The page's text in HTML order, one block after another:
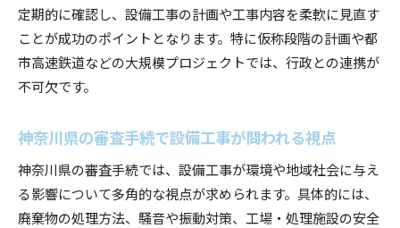
定期的に確認し、設備工事の計画や工事内容を柔軟に見直す
ことが成功のポイントとなります。特に仮称段階の計画や都
市高速鉄道などの大規模プロジェクトでは、行政との連携が
不可欠です。
神奈川県の審査手続で設備工事が問われる視点
神奈川県の審査手続では、設備工事が環境や地域社会に与え
る影響について多角的な視点が求められます。具体的には、
廃棄物の処理方法、騒音や振動対策、工場・処理施設の安全